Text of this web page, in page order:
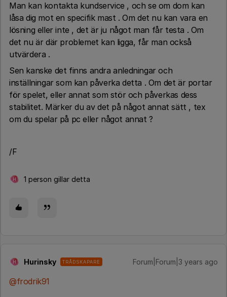
Man kan kontakta kundservice , och se om dom kan
låsa dig mot en specifik mast . Om det nu kan vara en
lösning eller inte , det är ju något man får testa . Om
det nu är där problemet kan ligga, får man också
utvärdera .
Sen kanske det finns andra anledningar och
inställningar som kan påverka detta . Om det är portar
för spelet, eller annat som stör och påverkas dess
stabilitet. Märker du av det på något annat sätt , tex
om du spelar på pc eller något annat ?
/F
H 1 person gillar detta
H Hurinsky TRÅDSKAPARE Forum|Forum|3 years ago
@frodrik91